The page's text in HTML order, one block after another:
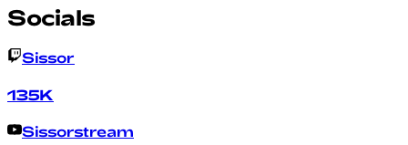
Socials
Sissor
135K
Sissorstream